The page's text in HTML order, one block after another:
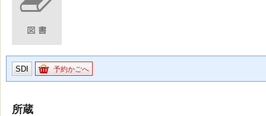
SDI 予約かごへ
所蔵